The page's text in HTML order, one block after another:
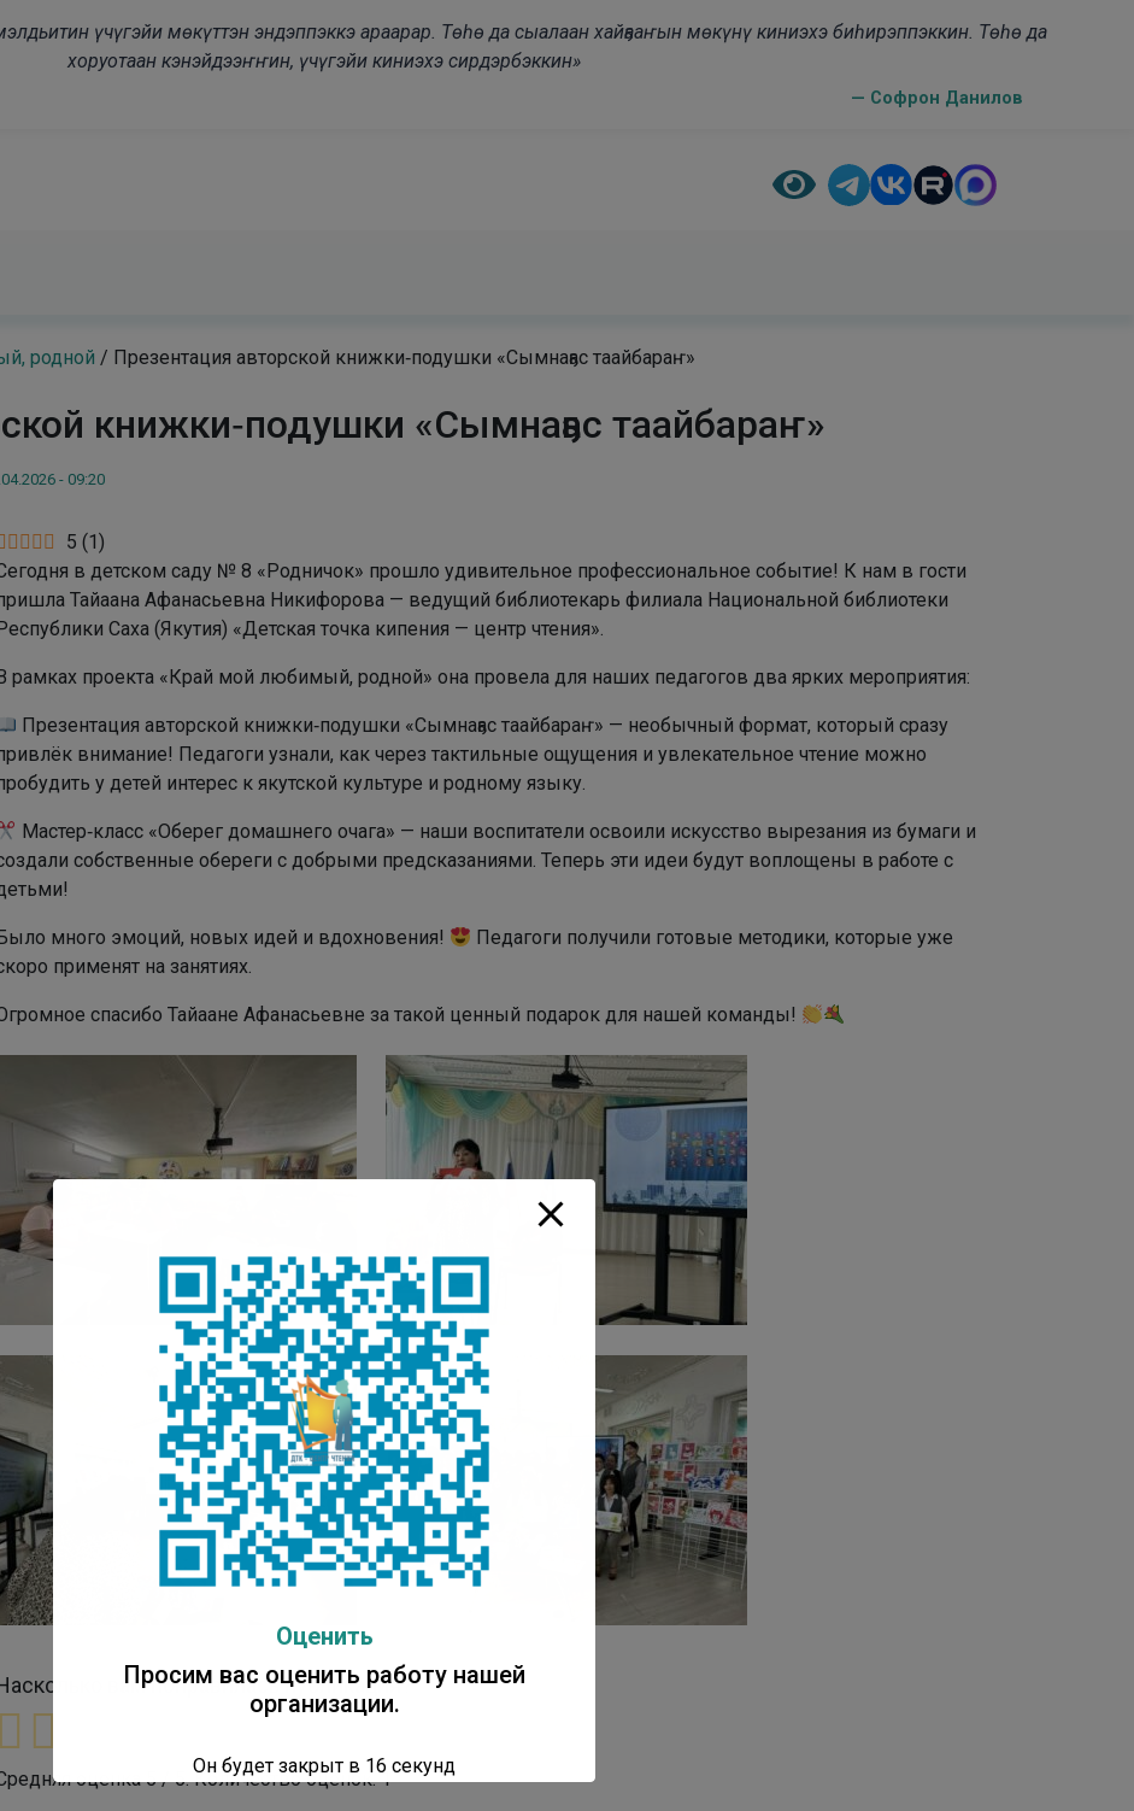
мэлдьитин үчүгэйи мөкүттэн эндэппэккэ араарар. Төһө да сыалаан хайҕааҥын мөкүнү киниэхэ биһирэппэккин. Төһө да
хоруотаан кэнэйдээҥҥин, үчүгэйи киниэхэ сирдэрбэккин»
— Софрон Данилов
родной / Презентация авторской книжки‑подушки «Сымнаҕас таайбараҥ»
книжки‑подушки «Сымнаҕас таайбараҥ»
- 09:20
5 (1)
в детском саду № 8 «Родничок» прошло удивительное профессиональное событие! К нам в гости
Тайаана Афанасьевна Никифорова — ведущий библиотекарь филиала Национальной библиотеки
Саха (Якутия) «Детская точка кипения — центр чтения».
рамках проекта «Край мой любимый, родной» она провела для наших педагогов два ярких мероприятия:
Презентация авторской книжки‑подушки «Сымнаҕас таайбараҥ» — необычный формат, который сразу
внимание! Педагоги узнали, как через тактильные ощущения и увлекательное чтение можно
у детей интерес к якутской культуре и родному языку.
Мастер‑класс «Оберег домашнего очага» — наши воспитатели освоили искусство вырезания из бумаги и
собственные обереги с добрыми предсказаниями. Теперь эти идеи будут воплощены в работе с
много эмоций, новых идей и вдохновения!
Педагоги получили готовые методики, которые уже
применят на занятиях.
спасибо Тайаане Афанасьевне за такой ценный подарок для нашей команды!
вам понравилась публикация?
оценка5/ 5. Количество оценок:1
Оценить
Просим вас оценить работу нашей
организации.
Он будет закрыт в 15 секунд